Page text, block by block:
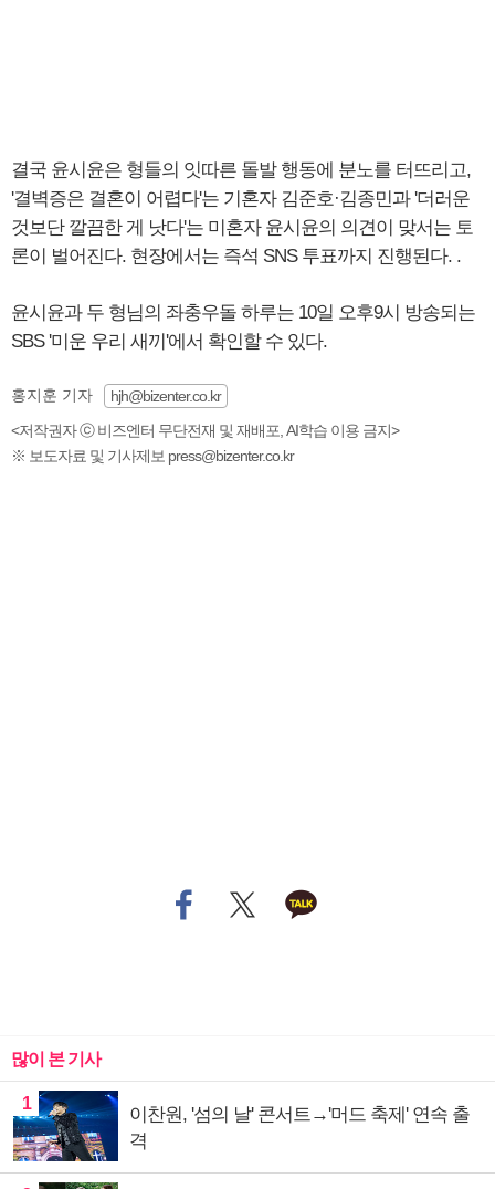
결국 윤시윤은 형들의 잇따른 돌발 행동에 분노를 터뜨리고,
'결벽증은 결혼이 어렵다'는 기혼자 김준호·김종민과 '더러운
것보단 깔끔한 게 낫다'는 미혼자 윤시윤의 의견이 맞서는 토
론이 벌어진다. 현장에서는 즉석 SNS 투표까지 진행된다. .
윤시윤과 두 형님의 좌충우돌 하루는 10일 오후9시 방송되는
SBS '미운 우리 새끼'에서 확인할 수 있다.
홍지훈 기자
hjh@bizenter.co.kr
<저작권자 ⓒ 비즈엔터 무단전재 및 재배포, AI학습 이용 금지>
※ 보도자료 및 기사제보 press@bizenter.co.kr
많이 본 기사
1
이찬원, '섬의 날' 콘서트→'머드 축제' 연속 출
격